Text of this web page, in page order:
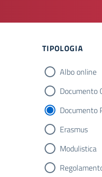
Filtri
TIPOLOGIA
Albo online
Documento
Documento
Erasmus
Modulistica